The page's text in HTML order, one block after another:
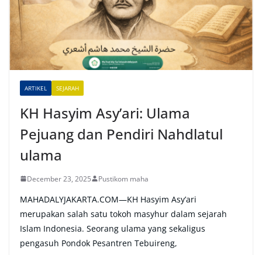
t
v
ARTIKEL SEJARAH
KH Hasyim Asy’ari: Ulama
Pejuang dan Pendiri Nahdlatul
ulama
December 23, 2025 Pustikom maha
MAHADALYJAKARTA.COM—KH Hasyim Asy’ari
merupakan salah satu tokoh masyhur dalam sejarah
Islam Indonesia. Seorang ulama yang sekaligus
pengasuh Pondok Pesantren Tebuireng,